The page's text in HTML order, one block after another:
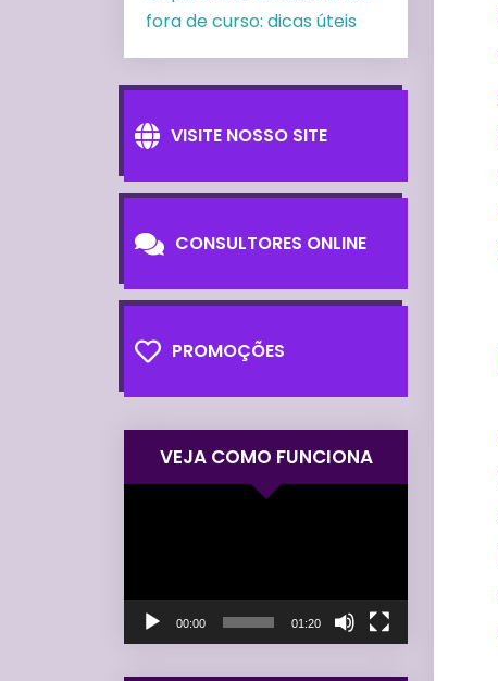
fora de curso: dicas úteis
VISITE NOSSO SITE
CONSULTORES ONLINE
PROMOÇÕES
VEJA COMO FUNCIONA
00:00 01:20